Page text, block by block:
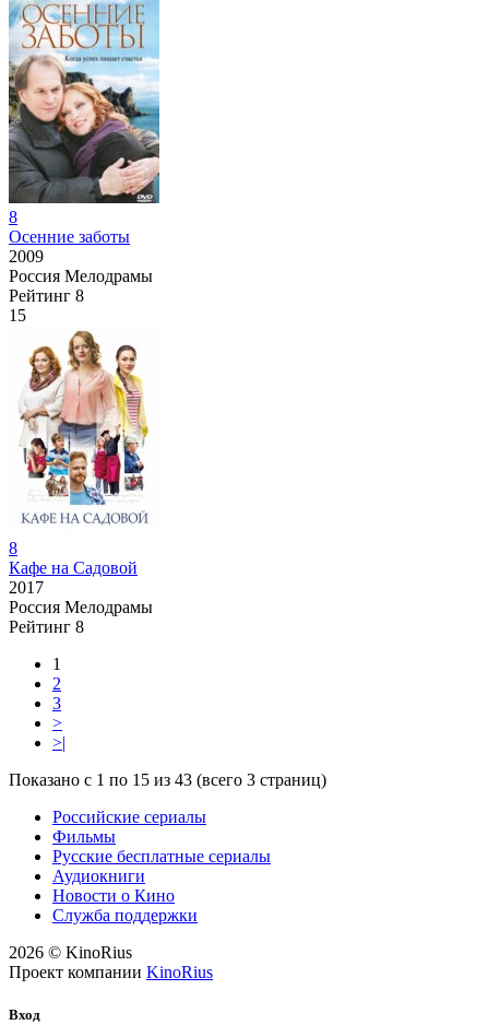
8
Осенние заботы
2009
Россия Мелодрамы
Рейтинг 8
15
8
Кафе на Садовой
2017
Россия Мелодрамы
Рейтинг 8
1
2
3
>
>|
Показано с 1 по 15 из 43 (всего 3 страниц)
Российские сериалы
Фильмы
Русские бесплатные сериалы
Аудиокниги
Новости о Кино
Служба поддержки
2026 © KinoRius
Проект компании KinoRius
Вход